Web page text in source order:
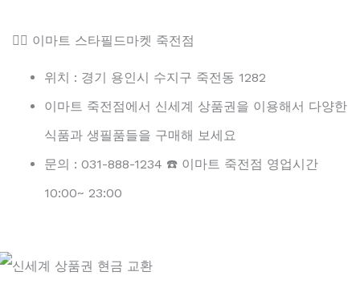
👉🏻 이마트 스타필드마켓 죽전점
위치 : 경기 용인시 수지구 죽전동 1282
이마트 죽전점에서 신세계 상품권을 이용해서 다양한
식품과 생필품들을 구매해 보세요
문의 : 031-888-1234 ☎️ 이마트 죽전점 영업시간
10:00~ 23:00